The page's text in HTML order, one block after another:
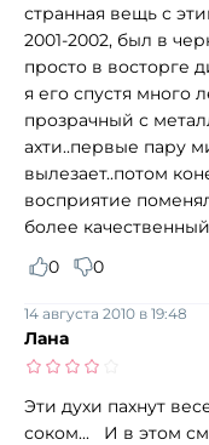
странная вещь с
2001-2002, был в
просто в восторге
я его спустя много
прозрачный с
ахти..первые пару
вылезает..потом
восприятие
более
0
0
Лана
14 августа 2010 в 19:48
Эти духи пахнут
соком... И в этом